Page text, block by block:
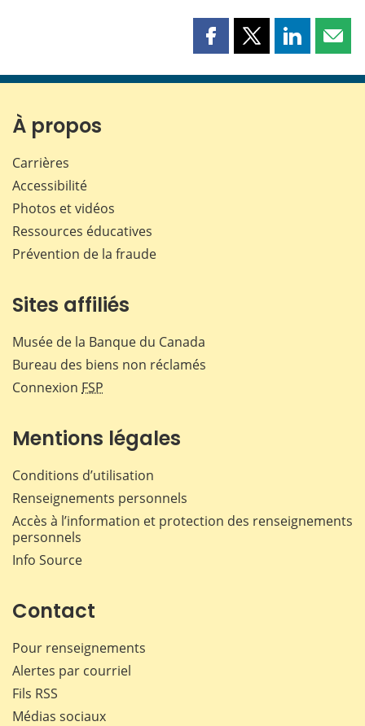
Partager
page
Partager
page
Partager
page page
À propos
Carrières
Accessibilité
Photos et vidéos
Ressources éducatives
Prévention de la fraude
Sites affiliés
Musée de la Banque du Canada
Bureau des biens non réclamés
Connexion FSP
Mentions légales
Conditions d’utilisation
Renseignements personnels
Accès à l’information et protection des renseignements
personnels
Info Source
Contact
Pour renseignements
Alertes par courriel
Fils RSS
Médias sociaux